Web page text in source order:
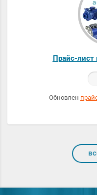
Прайс-лист
Обновлен